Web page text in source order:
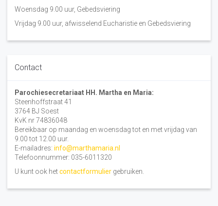
Woensdag 9.00 uur, Gebedsviering
Vrijdag 9.00 uur, afwisselend Eucharistie en Gebedsviering
Contact
Parochiesecretariaat HH. Martha en Maria:
Steenhoffstraat 41
3764 BJ Soest
KvK nr 74836048
Bereikbaar op maandag en woensdag tot en met vrijdag van
9.00 tot 12.00 uur.
E-mailadres: info@marthamaria.nl
Telefoonnummer: 035-6011320
U kunt ook hetcontactformulier gebruiken.